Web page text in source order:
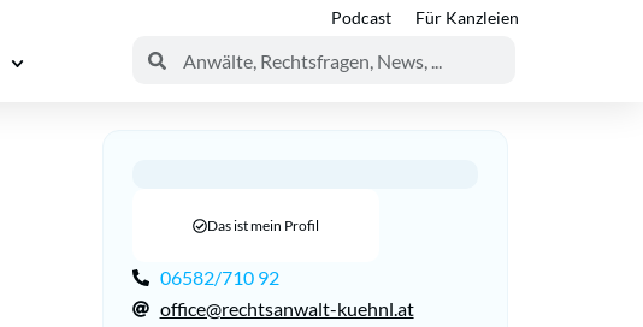
Podcast Für Kanzleien
Das ist mein Profil
06582/710 92
office@rechtsanwalt-kuehnl.at